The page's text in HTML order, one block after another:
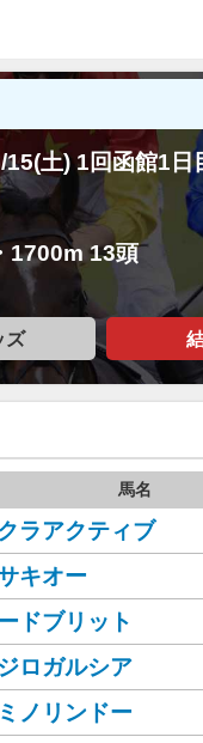
15(土) 1回函館1日
1700m 13頭
ズ
馬名
ラアクティブ
キオー
ドブリット
ロガルシア
ノリンドー